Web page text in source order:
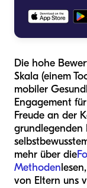
Die hohe
Skala (einem
mobiler
Engagement
Freude an der
grundlegenden
mehr über die
Methoden
von Eltern uns